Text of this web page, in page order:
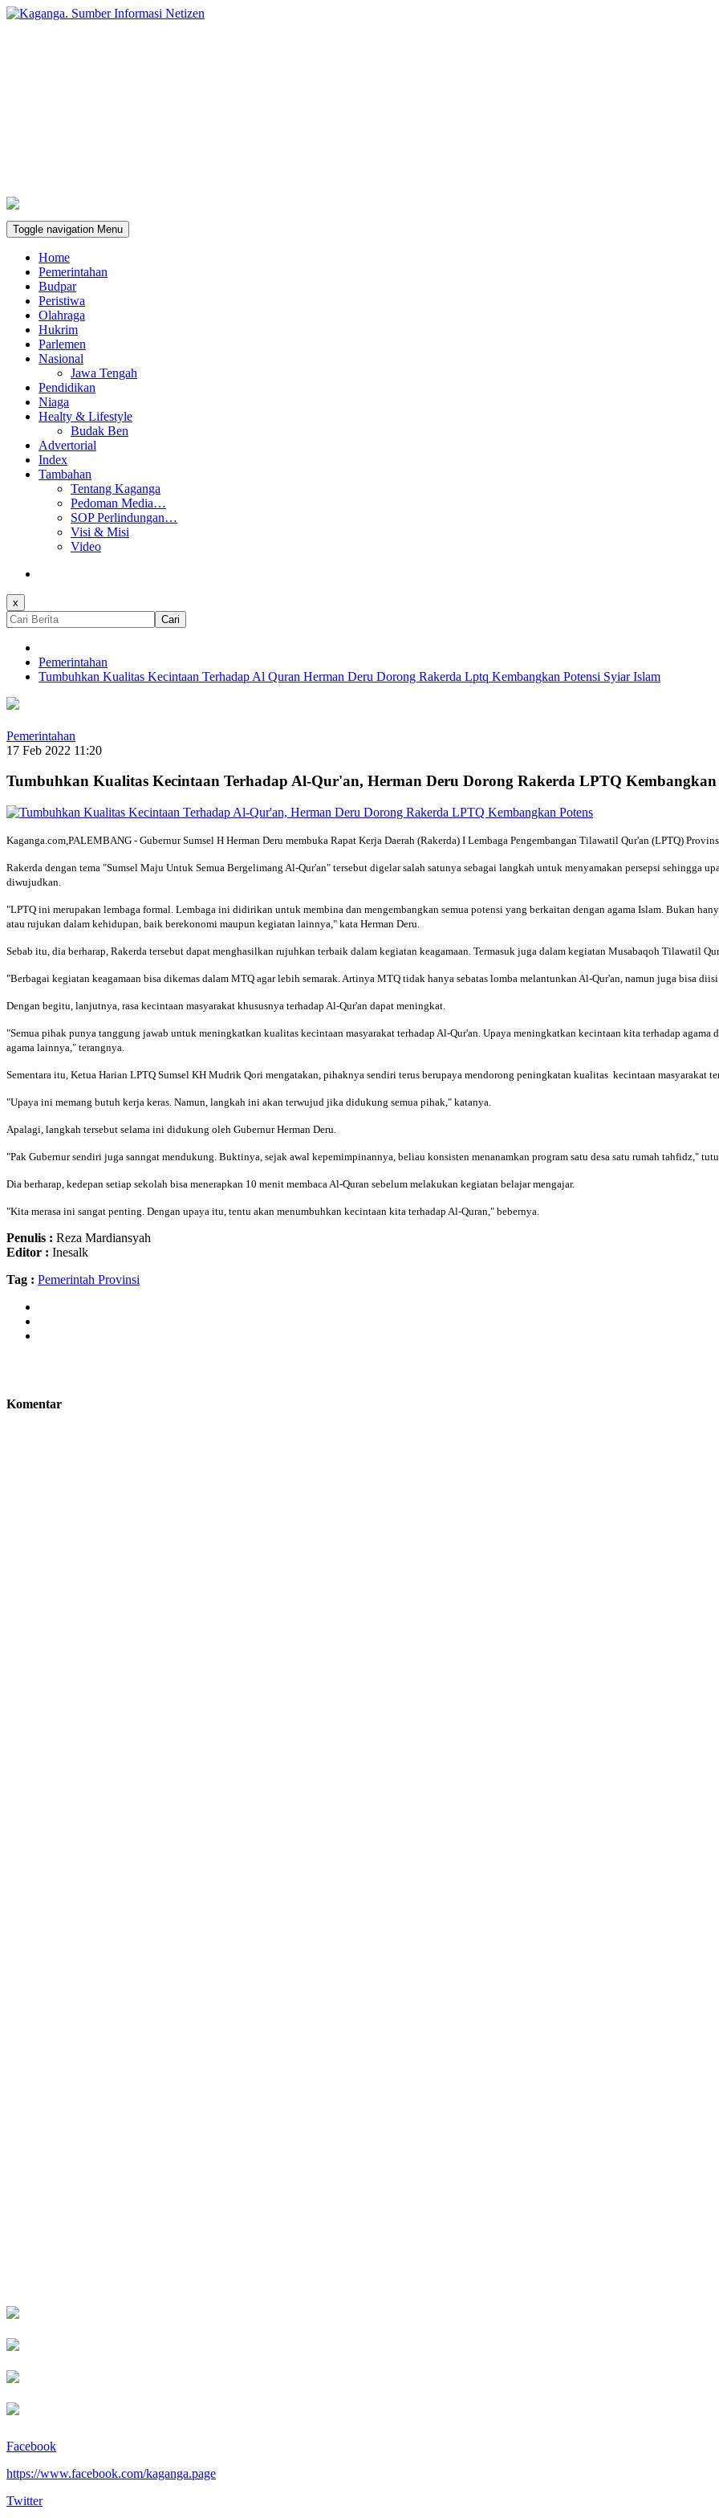
Toggle navigation Menu
Home
Pemerintahan
Budpar
Peristiwa
Olahraga
Hukrim
Parlemen
Nasional
Jawa Tengah
Pendidikan
Niaga
Healty & Lifestyle
Budak Ben
Advertorial
Index
Tambahan
Tentang Kaganga
Pedoman Media…
SOP Perlindungan…
Visi & Misi
Video
x
Cari
Pemerintahan
Tumbuhkan Kualitas Kecintaan Terhadap Al Quran Herman Deru Dorong Rakerda Lptq Kembangkan Potensi Syiar Islam
Pemerintahan
17 Feb 2022 11:20
Tumbuhkan Kualitas Kecintaan Terhadap Al-Qur'an, Herman Deru Dorong Rakerda LPTQ Kembangkan
Kaganga.com,PALEMBANG - Gubernur Sumsel H Herman Deru membuka Rapat Kerja Daerah (Rakerda) I Lembaga Pengembangan Tilawatil Qur'an (LPTQ)
Rakerda dengan tema "Sumsel Maju Untuk Semua Bergelimang Al-Qur'an" tersebut digelar salah satunya sebagai langkah untuk menyamakan persepsi sehingga
diwujudkan.
"LPTQ ini merupakan lembaga formal. Lembaga ini didirikan untuk membina dan mengembangkan semua potensi yang berkaitan dengan agama Islam. Bukan
atau rujukan dalam kehidupan, baik berekonomi maupun kegiatan lainnya," kata Herman Deru.
Sebab itu, dia berharap, Rakerda tersebut dapat menghasilkan rujuhkan terbaik dalam kegiatan keagamaan. Termasuk juga dalam kegiatan Musabaqoh Tilawatil
"Berbagai kegiatan keagamaan bisa dikemas dalam MTQ agar lebih semarak. Artinya MTQ tidak hanya sebatas lomba melantunkan Al-Qur'an, namun juga bisa
Dengan begitu, lanjutnya, rasa kecintaan masyarakat khususnya terhadap Al-Qur'an dapat meningkat.
"Semua pihak punya tanggung jawab untuk meningkatkan kualitas kecintaan masyarakat terhadap Al-Qur'an. Upaya meningkatkan kecintaan kita terhadap agama
agama lainnya," terangnya.
Sementara itu, Ketua Harian LPTQ Sumsel KH Mudrik Qori mengatakan, pihaknya sendiri terus berupaya mendorong peningkatan kualitas kecintaan masyarakat
"Upaya ini memang butuh kerja keras. Namun, langkah ini akan terwujud jika didukung semua pihak," katanya.
Apalagi, langkah tersebut selama ini didukung oleh Gubernur Herman Deru.
"Pak Gubernur sendiri juga sanngat mendukung. Buktinya, sejak awal kepemimpinannya, beliau konsisten menanamkan program satu desa satu rumah tahfidz,"
Dia berharap, kedepan setiap sekolah bisa menerapkan 10 menit membaca Al-Quran sebelum melakukan kegiatan belajar mengajar.
"Kita merasa ini sangat penting. Dengan upaya itu, tentu akan menumbuhkan kecintaan kita terhadap Al-Quran," bebernya.
Penulis : Reza Mardiansyah
Editor : Inesalk
Tag : Pemerintah Provinsi
Komentar
Facebook
https://www.facebook.com/kaganga.page
Twitter